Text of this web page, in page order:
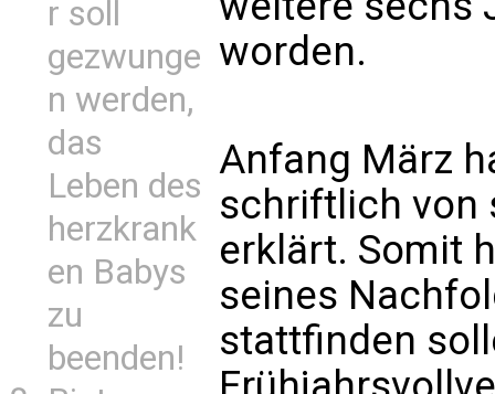
r soll
gezwunge
n werden,
das
Leben des
herzkrank
en Babys
zu
beenden!
worden.
Anfang März
schriftlich von
erklärt. Somit
seines
stattfinden